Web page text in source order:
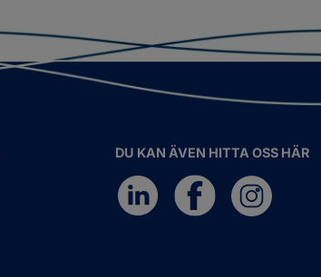
DU KAN ÄVEN HITTA OSS HÄR